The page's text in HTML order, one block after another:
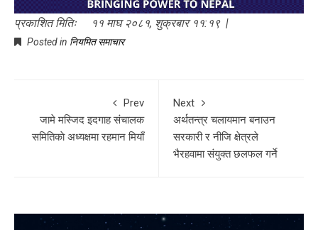
प्रकाशित मितिः ११ माघ २०८१, शुक्रबार ११:१९ |
Posted in नियमित समाचार
Prev
जामे मस्जिद इदगाह संचालक
समितिकाे अध्यक्षमा रहमान मियाँ
Next
अर्थतन्त्र चलायमान बनाउन
सरकारी र नीजि क्षेत्रले
भैरहवामा संयुक्त छलफल गर्ने